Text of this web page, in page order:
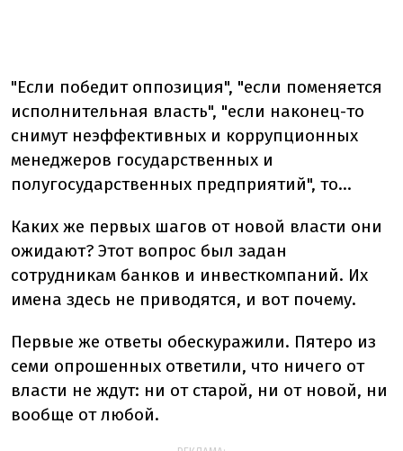
"Если победит оппозиция", "если поменяется
исполнительная власть", "если наконец-то
снимут неэффективных и коррупционных
менеджеров государственных и
полугосударственных предприятий", то…
Каких же первых шагов от новой власти они
ожидают? Этот вопрос был задан
сотрудникам банков и инвесткомпаний. Их
имена здесь не приводятся, и вот почему.
Первые же ответы обескуражили. Пятеро из
семи опрошенных ответили, что ничего от
власти не ждут: ни от старой, ни от новой, ни
вообще от любой.